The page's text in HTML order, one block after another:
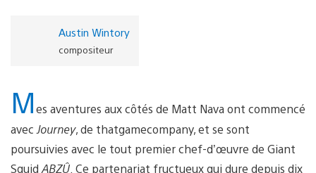
Austin Wintory
compositeur
Mes aventures aux côtés de Matt Nava ont commencé
avec Journey, de thatgamecompany, et se sont
poursuivies avec le tout premier chef-d’œuvre de Giant
Squid ABZÛ . Ce partenariat fructueux qui dure depuis dix